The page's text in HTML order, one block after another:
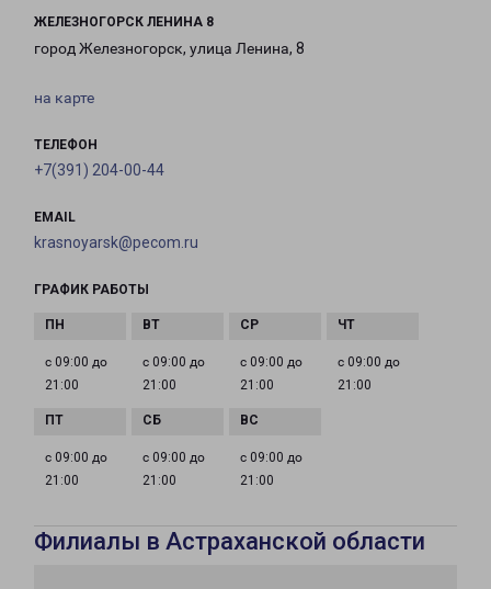
ЖЕЛЕЗНОГОРСК ЛЕНИНА 8
город Железногорск, улица Ленина, 8
на карте
ТЕЛЕФОН
+7(391) 204-00-44
EMAIL
krasnoyarsk@pecom.ru
ГРАФИК РАБОТЫ
с 09:00 до
21:00
с 09:00 до
21:00
с 09:00 до
21:00
с 09:00 до
21:00
с 09:00 до
21:00
с 09:00 до
21:00
с 09:00 до
21:00
Филиалы в Астраханской области